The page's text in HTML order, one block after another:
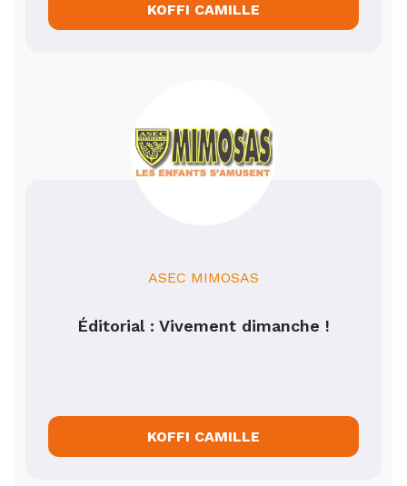
KOFFI CAMILLE
ASEC MIMOSAS
Éditorial : Vivement dimanche !
KOFFI CAMILLE